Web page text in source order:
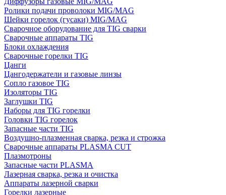
Ролики подачи проволоки MIG/MAG
Шейки горелок (гусаки) MIG/MAG
Сварочное оборудование для TIG сварки
Сварочные аппараты TIG
Блоки охлаждения
Сварочные горелки TIG
Цанги
Цангодержатели и газовые линзы
Сопло газовое TIG
Изоляторы TIG
Заглушки TIG
Наборы для TIG горелки
Головки TIG горелок
Запасные части TIG
Воздушно-плазменная сварка, резка и строжка
Сварочные аппараты PLASMA CUT
Плазмотроны
Запасные части PLASMA
Лазерная сварка, резка и очистка
Аппараты лазерной сварки
Горелки лазерные